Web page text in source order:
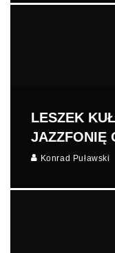
LESZEK
JAZZFONIĘ
Konrad Puławski